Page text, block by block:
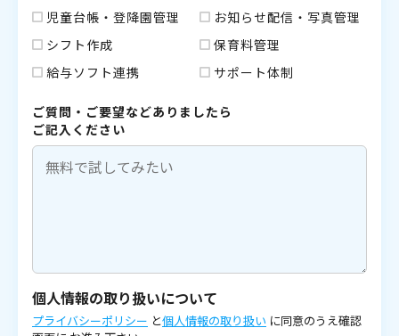
児童台帳・登降園管理
お知らせ配信・写真管理
シフト作成
保育料管理
給与ソフト連携
サポート体制
ご質問・ご要望などありましたら
ご記入ください
個人情報の取り扱いについて
プライバシーポリシー と個人情報の取り扱い に同意のうえ確認